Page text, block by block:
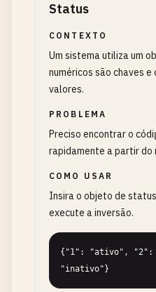
Status
CONTEXTO
Um sistema utiliza um
numéricos são chaves
valores.
PROBLEMA
Preciso encontrar o
rapidamente a partir do
COMO USAR
Insira o objeto de
execute a inversão.
{"1": "ativo", "2":
"inativo"}